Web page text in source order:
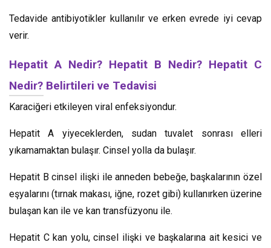
Tedavide antibiyotikler kullanılır ve erken evrede iyi cevap
verir.
Hepatit A Nedir? Hepatit B Nedir? Hepatit C
Nedir? Belirtileri ve Tedavisi
Karaciğeri etkileyen viral enfeksiyondur.
Hepatit A yiyeceklerden, sudan tuvalet sonrası elleri
yıkamamaktan bulaşır. Cinsel yolla da bulaşır.
Hepatit B cinsel ilişki ile anneden bebeğe, başkalarının özel
eşyalarını (tırnak makası, iğne, rozet gibi) kullanırken üzerine
bulaşan kan ile ve kan transfüzyonu ile.
Hepatit C kan yolu, cinsel ilişki ve başkalarına ait kesici ve